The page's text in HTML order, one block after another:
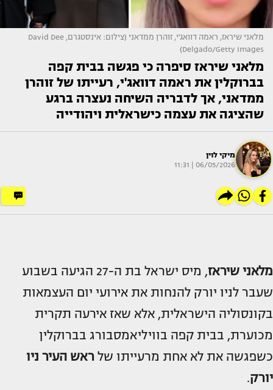
מלאני שיראז, ראמה דוואג'י, זוהרן ממדאני (צילום: אינסטגרם, David Dee
Delgado/Getty Images)
מלאני שיראז סיפרה כי פגשה בבית קפה
בברוקלין את ראמה דוואג'י, רעייתו של זוהרן
ממדאני, אך לדבריה השיחה נעצרה ברגע
שהציגה את עצמה כישראלית ויהודייה
מיקי לוין
06/05/2026 | 11:31
מלאני שיראז
, מיס ישראל בת ה-27 הגיעה בשבוע
שעבר לניו יורק להנחות את אירועי יום העצמאות
בקונסוליה הישראלית, אלא שאז אירעה תקרית
מכוערת, בבית קפה בוויליאמסבורג בברוקלין
כשפגשה את לא אחת מרעייתו של ראש העיר ניו
יורק.